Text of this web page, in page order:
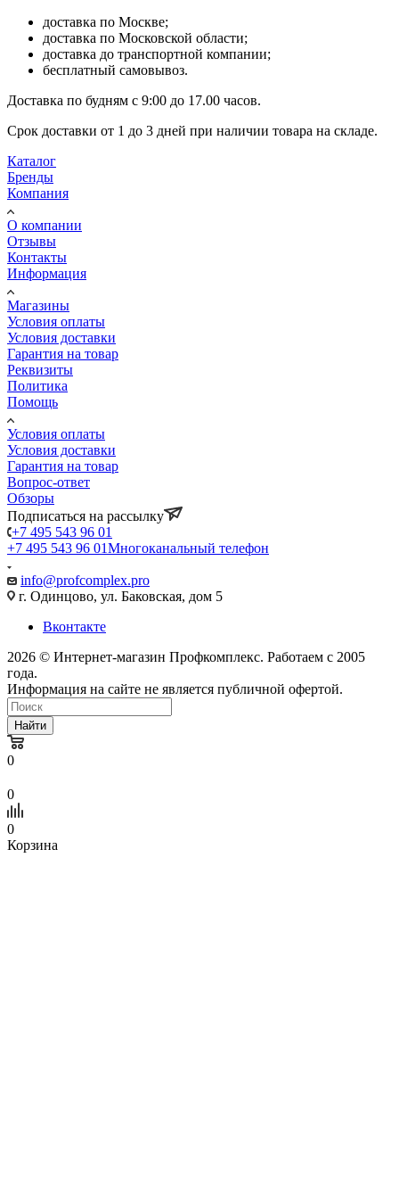
доставка по Москве;
доставка по Московской области;
доставка до транспортной компании;
бесплатный самовывоз.
Доставка по будням с 9:00 до 17.00 часов.
Срок доставки от 1 до 3 дней при наличии товара на складе.
Каталог
Бренды
Компания
О компании
Отзывы
Контакты
Информация
Магазины
Условия оплаты
Условия доставки
Гарантия на товар
Реквизиты
Политика
Помощь
Условия оплаты
Условия доставки
Гарантия на товар
Вопрос-ответ
Обзоры
Подписаться на рассылку
+7 495 543 96 01
+7 495 543 96 01Многоканальный телефон
info@profcomplex.pro
г. Одинцово, ул. Баковская, дом 5
Вконтакте
2026 © Интернет-магазин Профкомплекс. Работаем с 2005
года.
Информация на сайте не является публичной офертой.
Найти
0
0
0
Корзина